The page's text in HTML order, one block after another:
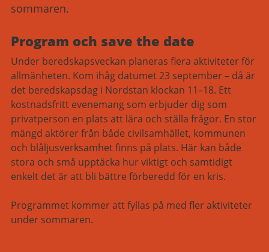
sommaren.
Program och save the date
Under beredskapsveckan planeras flera aktiviteter för
allmänheten. Kom ihåg datumet 23 september – då är
det beredskapsdag i Nordstan klockan 11–18. Ett
kostnadsfritt evenemang som erbjuder dig som
privatperson en plats att lära och ställa frågor. En stor
mängd aktörer från både civilsamhället, kommunen
och blåljusverksamhet finns på plats. Här kan både
stora och små upptäcka hur viktigt och samtidigt
enkelt det är att bli bättre förberedd för en kris.
Programmet kommer att fyllas på med fler aktiviteter
under sommaren.